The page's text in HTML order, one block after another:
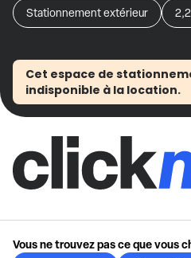
Stationnement extérieur
Cet espace de
indisponible à la location.
Vous ne trouvez pas ce que vous